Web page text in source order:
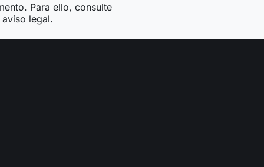
Para ello, consulte
legal.